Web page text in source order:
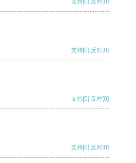
支持 [0] 反对 [0]
支持[0] 反对[0]
支持[0] 反对[0]
支持[0] 反对[0]